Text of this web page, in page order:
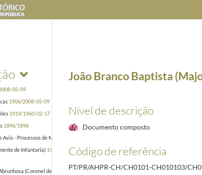
05-09
1906/2008-05-09
1919/1960-02-17
1896/1896
- Processos de Nacionais
de Infantaria) 1935-03-20/1938-02-23
(Coronel de Infantaria na reserva) 1970-03-17/1973-12-22
João Branco Baptista
Nível de descrição
Documento composto
Código de referência
PT/PR/AHPR-CH/CH0101-CH010103/